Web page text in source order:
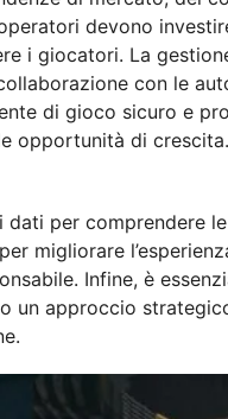
devono
i giocatori. La
con le
di gioco sicuro e
di crescita.
dati per comprendere
migliorare
Infine, è
un approccio